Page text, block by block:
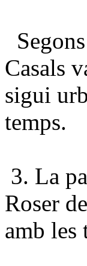
Casals
sigui
temps.
3. La
Roser
amb les